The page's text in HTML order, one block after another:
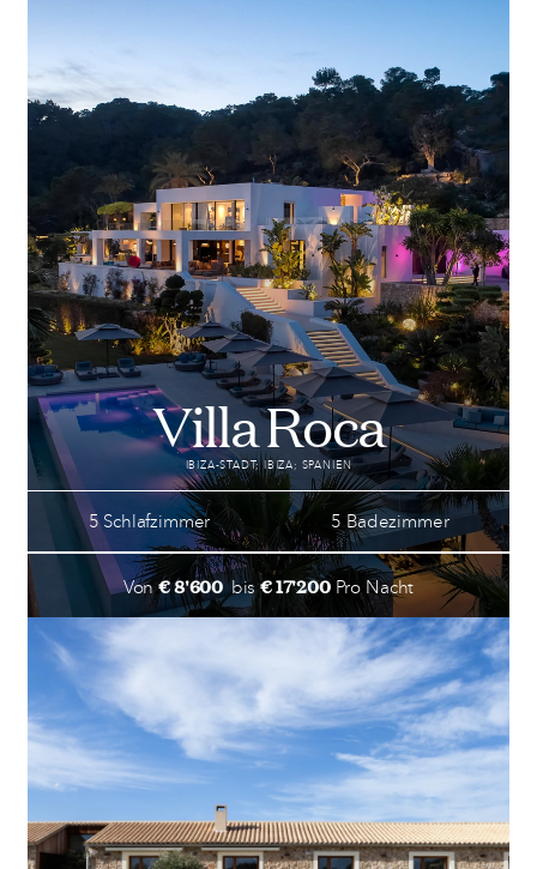
Villa Roca
IBIZA-STADT; IBIZA; SPANIEN
5 Schlafzimmer 5 Badezimmer
Von€ 8'600bis€ 17'200Pro Nacht